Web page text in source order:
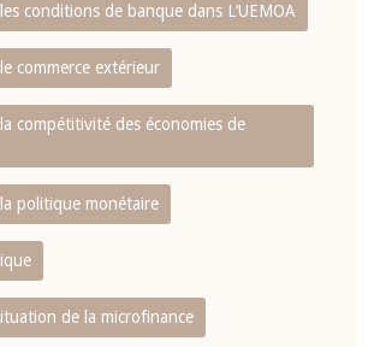
conditions de banque dans L‘UEMOA
commerce extérieur
compétitivité des économies de
politique monétaire
de la microfinance